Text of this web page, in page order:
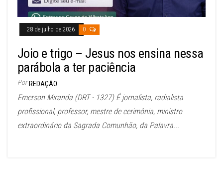
28 de julho de 2026 0
Joio e trigo – Jesus nos ensina nessa
parábola a ter paciência
Por REDAÇÃO
Emerson Miranda (DRT - 1327) É jornalista, radialista
profissional, professor, mestre de cerimônia, ministro
extraordinário da Sagrada Comunhão, da Palavra...